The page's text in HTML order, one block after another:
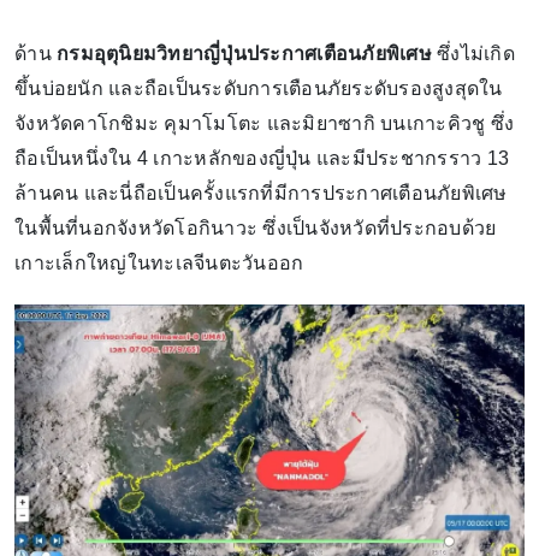
ด้าน กรมอุตุนิยมวิทยาญี่ปุ่นประกาศเตือนภัยพิเศษซึ่งไม่เกิด
ขึ้นบ่อยนัก และถือเป็นระดับการเตือนภัยระดับรองสูงสุดใน
จังหวัดคาโกชิมะ คุมาโมโตะ และมิยาซากิ บนเกาะคิวชู ซึ่ง
ถือเป็นหนึ่งใน 4 เกาะหลักของญี่ปุ่น และมีประชากรราว 13
ล้านคน และนี่ถือเป็นครั้งแรกที่มีการประกาศเตือนภัยพิเศษ
ในพื้นที่นอกจังหวัดโอกินาวะ ซึ่งเป็นจังหวัดที่ประกอบด้วย
เกาะเล็กใหญ่ในทะเลจีนตะวันออก